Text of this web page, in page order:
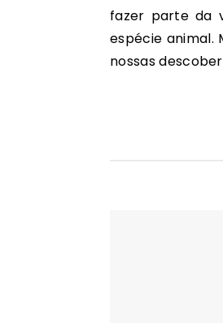
fazer parte da
espécie animal.
nossas